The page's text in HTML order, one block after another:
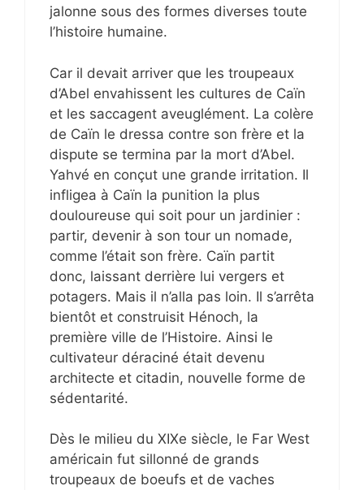
jalonne sous des formes diverses toute
l’histoire humaine.
Car il devait arriver que les troupeaux
d’Abel envahissent les cultures de Caïn
et les saccagent aveuglément. La colère
de Caïn le dressa contre son frère et la
dispute se termina par la mort d’Abel.
Yahvé en conçut une grande irritation. Il
infligea à Caïn la punition la plus
douloureuse qui soit pour un jardinier :
partir, devenir à son tour un nomade,
comme l’était son frère. Caïn partit
donc, laissant derrière lui vergers et
potagers. Mais il n’alla pas loin. Il s’arrêta
bientôt et construisit Hénoch, la
première ville de l’Histoire. Ainsi le
cultivateur déraciné était devenu
architecte et citadin, nouvelle forme de
sédentarité.
Dès le milieu du XIXe siècle, le Far West
américain fut sillonné de grands
troupeaux de boeufs et de vaches